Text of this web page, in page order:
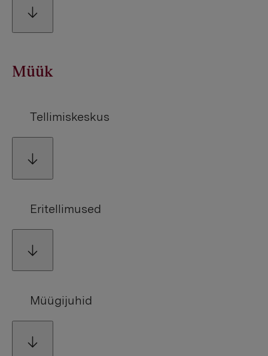
Müük
Tellimiskeskus
Eritellimused
Müügijuhid